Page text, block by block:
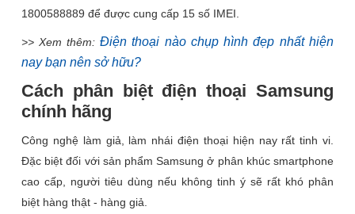
1800588889 để được cung cấp 15 số IMEI.
>> Xem thêm: Điện thoại nào chụp hình đẹp nhất hiện
nay bạn nên sở hữu?
Cách phân biệt điện thoại Samsung
chính hãng
Công nghệ làm giả, làm nhái điện thoại hiện nay rất tinh vi.
Đặc biệt đối với sản phẩm Samsung ở phân khúc smartphone
cao cấp, người tiêu dùng nếu không tinh ý sẽ rất khó phân
biệt hàng thật - hàng giả.